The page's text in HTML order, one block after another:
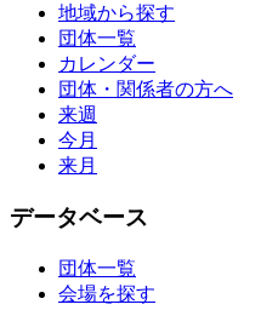
地域から探す
団体一覧
カレンダー
団体・関係者の方へ
来週
今月
来月
データベース
団体一覧
会場を探す